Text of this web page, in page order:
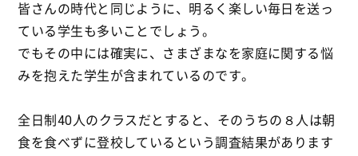
皆さんの時代と同じように、明るく楽しい毎日を送っ
ている学生も多いことでしょう。
でもその中には確実に、さまざまなを家庭に関する悩
みを抱えた学生が含まれているのです。
全日制40人のクラスだとすると、そのうちの８人は朝
食を食べずに登校しているという調査結果があります